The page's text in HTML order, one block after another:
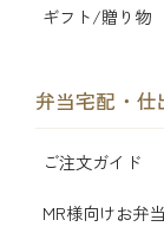
ギフト/贈り物
弁当宅配・仕
ご注文ガイド
MR様向けお弁当